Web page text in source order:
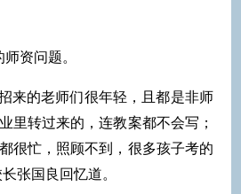
资问题。
来的老师们很年轻，且都是非师
里转过来的，连教案都不会写；
很忙，照顾不到，很多孩子考的
张国良回忆道。